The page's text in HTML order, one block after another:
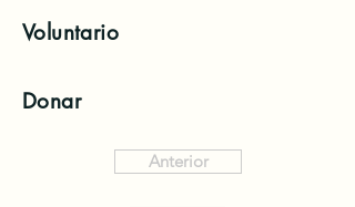
Voluntario
Donar
Anterior